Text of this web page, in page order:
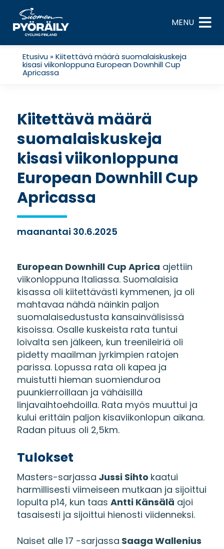
content
MENU
Etusivu»Kiitettävä määrä suomalaiskuskeja
kisasi viikonloppuna European Downhill Cup
Apricassa
Kiitettävä määrä
suomalaiskuskeja
kisasi viikonloppuna
European Downhill Cup
Apricassa
maanantai 30.6.2025
European Downhill Cup Aprica ajettiin
viikonloppuna Italiassa. Suomalaisia
kisassa oli kiitettävästi kymmenen, ja oli
mahtavaa nähdä näinkin paljon
suomalaisedustusta kansainvälisissä
kisoissa. Osalle kuskeista rata tuntui
loivalta sen jälkeen, kun treenileiriä oli
pidetty maailman jyrkimpien ratojen
parissa. Lopussa rata oli kapea ja
muistutti hieman suomienduroa
puunkierroillaan ja vähäisillä
linjavaihtoehdoilla. Rata myös muuttui ja
kului erittäin paljon kisaviikonlopun aikana.
Radan pituus oli 2,5km.
Tulokset
Masters-sarjassa Jussi Sihto kaatui
harmillisesti viimeiseen mutkaan ja sijoittui
lopulta p14, kun taas Antti Känsälä ajoi
tasaisesti ja sijoittui hienosti viidenneksi.
Naiset alle 17 -sarjassa Saaga Wallenius